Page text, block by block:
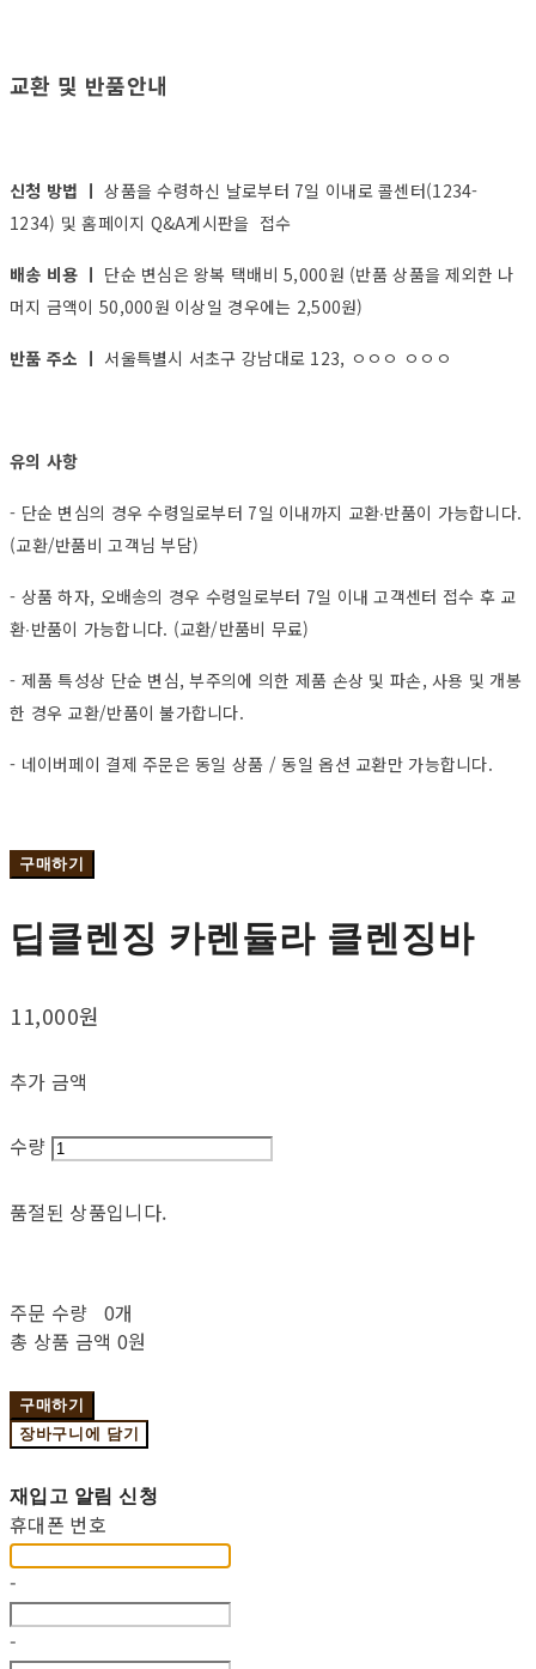
교환 및 반품안내
신청 방법 ㅣ상품을 수령하신 날로부터 7일 이내로 콜센터(1234-
1234) 및 홈페이지 Q&A게시판을 접수
배송 비용 ㅣ 단순 변심은 왕복 택배비 5,000원 (반품 상품을 제외한 나
머지 금액이 50,000원 이상일 경우에는 2,500원)
반품 주소 ㅣ 서울특별시 서초구 강남대로 123, ㅇㅇㅇ ㅇㅇㅇ
유의 사항
- 단순 변심의 경우 수령일로부터 7일 이내까지 교환∙반품이 가능합니다.
(교환/반품비 고객님 부담)
- 상품 하자, 오배송의 경우 수령일로부터 7일 이내 고객센터 접수 후 교
환∙반품이 가능합니다. (교환/반품비 무료)
- 제품 특성상 단순 변심, 부주의에 의한 제품 손상 및 파손, 사용 및 개봉
한 경우 교환/반품이 불가합니다.
- 네이버페이 결제 주문은 동일 상품 / 동일 옵션 교환만 가능합니다.
구매하기
딥클렌징 카렌듈라 클렌징바
11,000원
추가 금액
수량
품절된 상품입니다.
주문 수량
0개
총 상품 금액 0원
구매하기
장바구니에 담기
재입고 알림 신청
휴대폰 번호
-
-